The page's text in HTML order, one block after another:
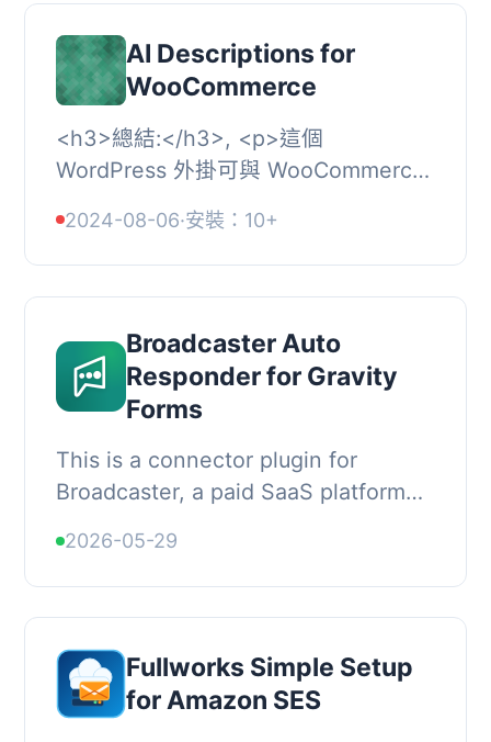
AI Descriptions for
WooCommerce
<h3>總結:</h3>, <p>這個
WordPress 外掛可與 WooCommerce
商品描述。只需輸入標題，保存商品即
可生成...
2024-08-06·安裝：10+
Broadcaster Auto
Responder for Gravity
Forms
This is a connector plugin for
Broadcaster, a paid SaaS platform
management. It is not a free
WhatsApp integration; it requir...
2026-05-29
Fullworks Simple Setup
for Amazon SES